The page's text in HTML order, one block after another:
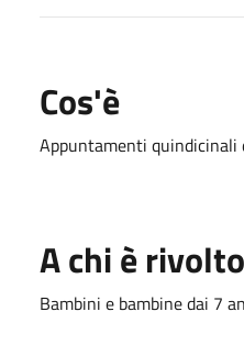
Cos'è
Appuntamenti quindicinali
A chi è rivolto
Bambini e bambine dai 7